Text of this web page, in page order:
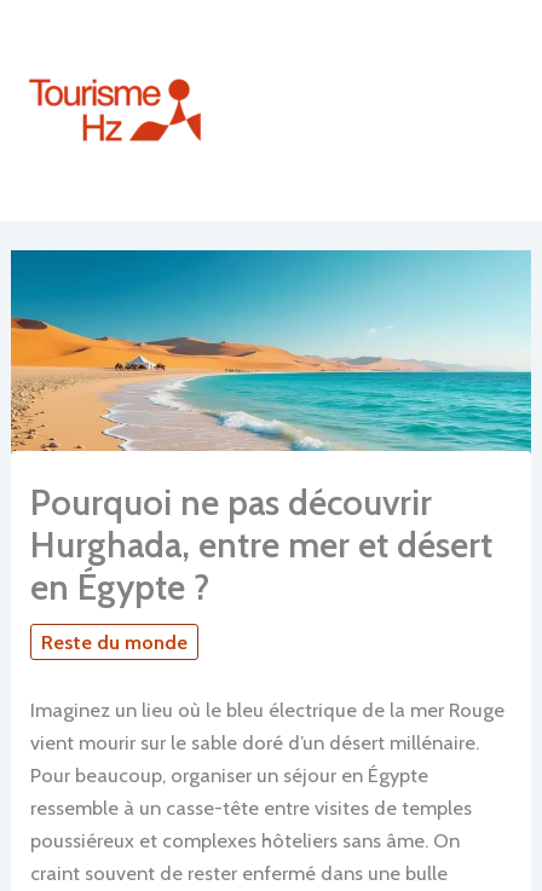
contenu
Pourquoi ne pas découvrir
Hurghada, entre mer et désert
en Égypte ?
Reste du monde
Imaginez un lieu où le bleu électrique de la mer Rouge
vient mourir sur le sable doré d’un désert millénaire.
Pour beaucoup, organiser un séjour en Égypte
ressemble à un casse-tête entre visites de temples
poussiéreux et complexes hôteliers sans âme. On
craint souvent de rester enfermé dans une bulle